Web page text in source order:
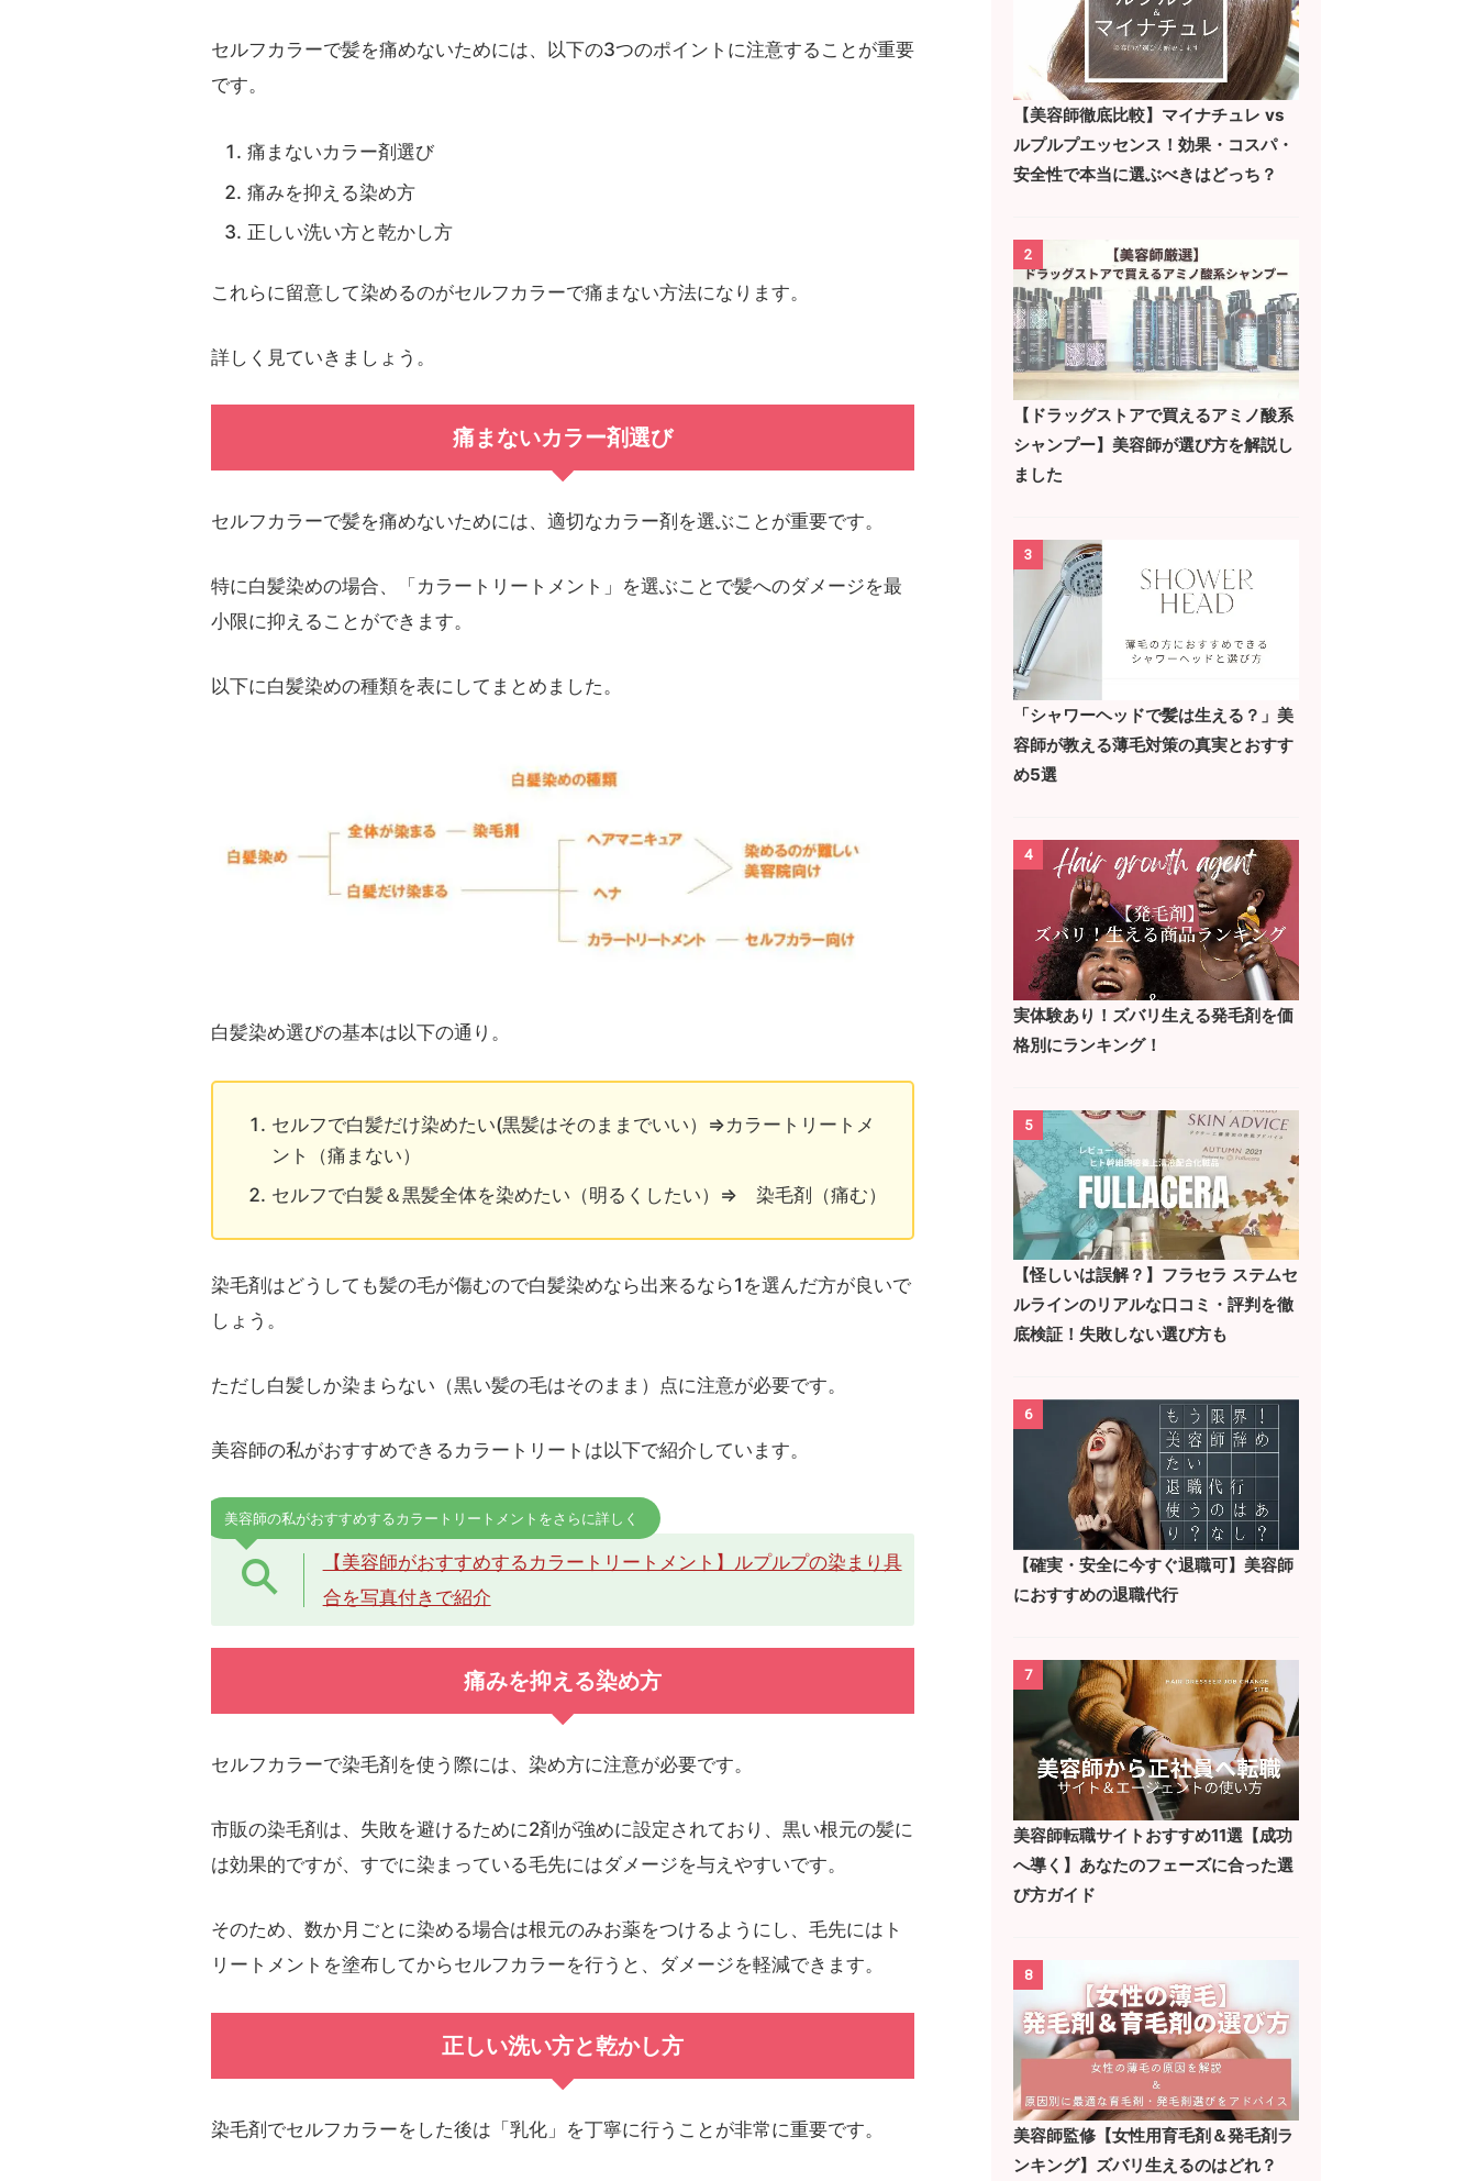
セルフカラーで髪を痛めないためには、以下の3つのポイントに注意することが重要
です。
痛まないカラー剤選び
痛みを抑える染め方
正しい洗い方と乾かし方
これらに留意して染めるのがセルフカラーで痛まない方法になります。
詳しく見ていきましょう。
痛まないカラー剤選び
セルフカラーで髪を痛めないためには、適切なカラー剤を選ぶことが重要です。
特に白髪染めの場合、「カラートリートメント」を選ぶことで髪へのダメージを最
小限に抑えることができます。
以下に白髪染めの種類を表にしてまとめました。
白髪染め選びの基本は以下の通り。
セルフで白髪だけ染めたい(黒髪はそのままでいい）⇒カラートリートメ
ント（痛まない）
セルフで白髪＆黒髪全体を染めたい（明るくしたい）⇒ 染毛剤（痛む）
染毛剤はどうしても髪の毛が傷むので白髪染めなら出来るなら1を選んだ方が良いで
しょう。
ただし白髪しか染まらない（黒い髪の毛はそのまま）点に注意が必要です。
美容師の私がおすすめできるカラートリートは以下で紹介しています。
美容師の私がおすすめするカラートリートメントをさらに詳しく
【美容師がおすすめするカラートリートメント】ルプルプの染まり具
合を写真付きで紹介
痛みを抑える染め方
セルフカラーで染毛剤を使う際には、染め方に注意が必要です。
市販の染毛剤は、失敗を避けるために2剤が強めに設定されており、黒い根元の髪に
は効果的ですが、すでに染まっている毛先にはダメージを与えやすいです。
そのため、数か月ごとに染める場合は根元のみお薬をつけるようにし、毛先にはト
リートメントを塗布してからセルフカラーを行うと、ダメージを軽減できます。
正しい洗い方と乾かし方
染毛剤でセルフカラーをした後は「乳化」を丁寧に行うことが非常に重要です。
【美容師徹底比較】マイナチュレ vs
ルプルプエッセンス！効果・コスパ・
安全性で本当に選ぶべきはどっち？
2
【ドラッグストアで買えるアミノ酸系
シャンプー】美容師が選び方を解説し
ました
3
「シャワーヘッドで髪は生える？」美
容師が教える薄毛対策の真実とおすす
め5選
4
実体験あり！ズバリ生える発毛剤を価
格別にランキング！
5
【怪しいは誤解？】フラセラ ステムセ
ルラインのリアルな口コミ・評判を徹
底検証！失敗しない選び方も
6
【確実・安全に今すぐ退職可】美容師
におすすめの退職代行
7
美容師転職サイトおすすめ11選【成功
へ導く】あなたのフェーズに合った選
び方ガイド
8
美容師監修【女性用育毛剤＆発毛剤ラ
ンキング】ズバリ生えるのはどれ？